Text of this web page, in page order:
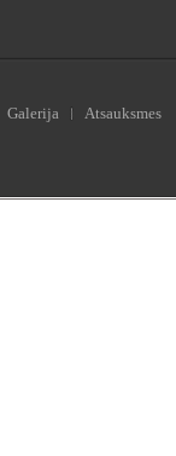
Galerija Atsauksmes